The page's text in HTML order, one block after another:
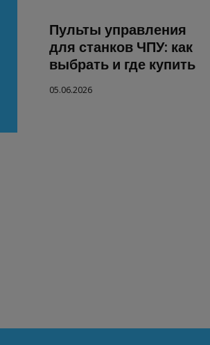
Пульты управления
для станков ЧПУ: как
выбрать и где купить
05.06.2026